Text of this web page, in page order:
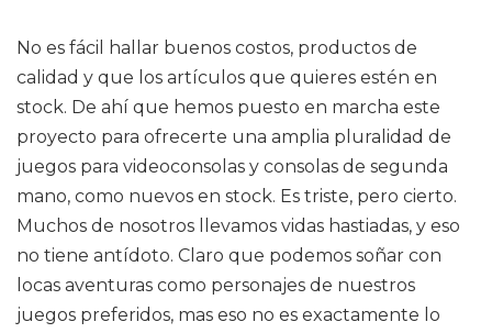
No es fácil hallar buenos costos, productos de
calidad y que los artículos que quieres estén en
stock. De ahí que hemos puesto en marcha este
proyecto para ofrecerte una amplia pluralidad de
juegos para videoconsolas y consolas de segunda
mano, como nuevos en stock. Es triste, pero cierto.
Muchos de nosotros llevamos vidas hastiadas, y eso
no tiene antídoto. Claro que podemos soñar con
locas aventuras como personajes de nuestros
juegos preferidos, mas eso no es exactamente lo